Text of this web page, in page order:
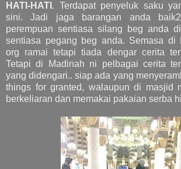
HATI-HATI . Terdapat penyeluk saku
sini. Jadi jaga barangan anda
perempuan sentiasa silang beg anda
sentiasa pegang beg anda. Semasa di
org ramai tetapi tiada dengar cerita
Tetapi di Madinah ni pelbagai cerita
yang didengari.. siap ada yang
things for granted, walaupun di masjid
berkeliaran dan memakai pakaian serba